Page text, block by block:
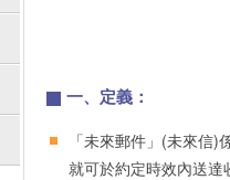
一、定義：
「未來郵件」(未來信
就可於約定時效內送達